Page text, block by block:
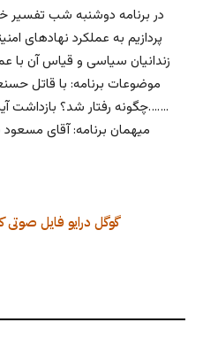
در برنامه دوشنبه شب تفسیر
پردازیم به عملکرد نهادهای
زندانیان سیاسی و قیاس آن با
موضوعات برنامه: با قاتل
چگونه رفتار شد؟ بازداشت آیت الله خمینی در قم چگونه بود؟ و…….
میهمان برنامه: آقای
فایل گوگل درایو